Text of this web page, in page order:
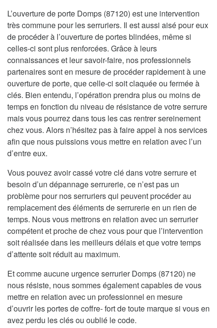
L’ouverture de porte Domps (87120) est une intervention
très commune pour les serruriers. Il est aussi aisé pour eux
de procéder à l’ouverture de portes blindées, même si
celles-ci sont plus renforcées. Grâce à leurs
connaissances et leur savoir-faire, nos professionnels
partenaires sont en mesure de procéder rapidement à une
ouverture de porte, que celle-ci soit claquée ou fermée à
clés. Bien entendu, l’opération prendra plus ou moins de
temps en fonction du niveau de résistance de votre serrure
mais vous pourrez dans tous les cas rentrer sereinement
chez vous. Alors n’hésitez pas à faire appel à nos services
afin que nous puissions vous mettre en relation avec l’un
d’entre eux.
Vous pouvez avoir cassé votre clé dans votre serrure et
besoin d’un dépannage serrurerie, ce n’est pas un
problème pour nos serruriers qui peuvent procéder au
remplacement des éléments de serrurerie en un rien de
temps. Nous vous mettrons en relation avec un serrurier
compétent et proche de chez vous pour que l’intervention
soit réalisée dans les meilleurs délais et que votre temps
d’attente soit réduit au maximum.
Et comme aucune urgence serrurier Domps (87120) ne
nous résiste, nous sommes également capables de vous
mettre en relation avec un professionnel en mesure
d’ouvrir les portes de coffre- fort de toute marque si vous en
avez perdu les clés ou oublié le code.